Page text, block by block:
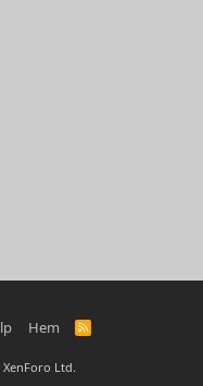
Hem
R
Ltd.